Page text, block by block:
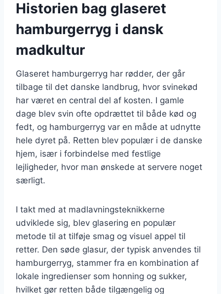
Historien bag glaseret
hamburgerryg i dansk
madkultur
Glaseret hamburgerryg har rødder, der går
tilbage til det danske landbrug, hvor svinekød
har været en central del af kosten. I gamle
dage blev svin ofte opdrættet til både kød og
fedt, og hamburgerryg var en måde at udnytte
hele dyret på. Retten blev populær i de danske
hjem, især i forbindelse med festlige
lejligheder, hvor man ønskede at servere noget
særligt.
I takt med at madlavningsteknikkerne
udviklede sig, blev glasering en populær
metode til at tilføje smag og visuel appel til
retter. Den søde glasur, der typisk anvendes til
hamburgerryg, stammer fra en kombination af
lokale ingredienser som honning og sukker,
hvilket gør retten både tilgængelig og